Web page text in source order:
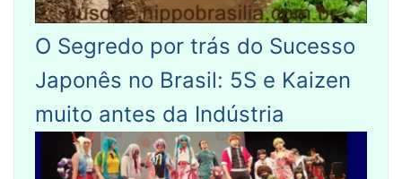
O Segredo por trás do Sucesso
Japonês no Brasil: 5S e Kaizen
muito antes da Indústria